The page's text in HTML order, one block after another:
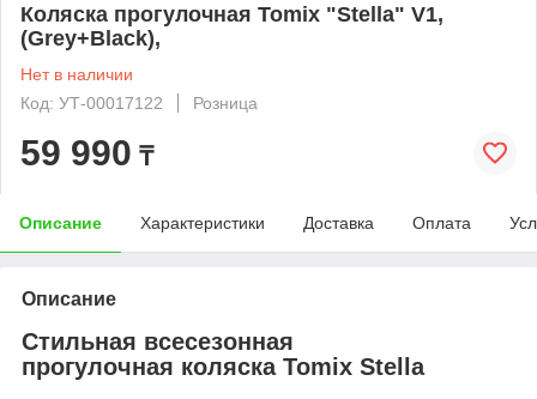
Коляска прогулочная Tomix "Stella" V1,
(Grey+Black),
Нет в наличии
Код: УТ-00017122
Розница
59 990 ₸
Описание Характеристики Доставка Оплата
Описание
Стильная всесезонная
прогулочная коляска Tomix Stella